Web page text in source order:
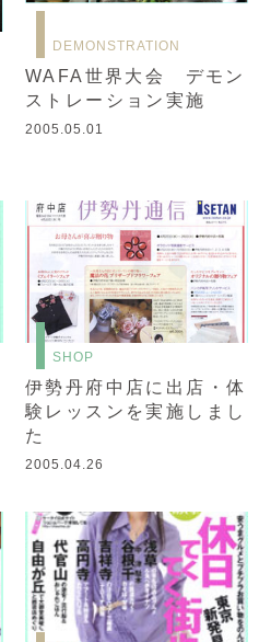
DEMONSTRATION
WAFA世界大会 デモン
ストレーション実施
2005.05.01
SHOP
伊勢丹府中店に出店・体
験レッスンを実施しまし
た
2005.04.26